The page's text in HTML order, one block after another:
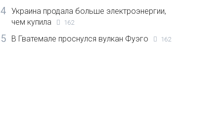
4
Украина продала больше электроэнергии,
чем купила
162
5 В Гватемале проснулся вулкан Фуэго 162